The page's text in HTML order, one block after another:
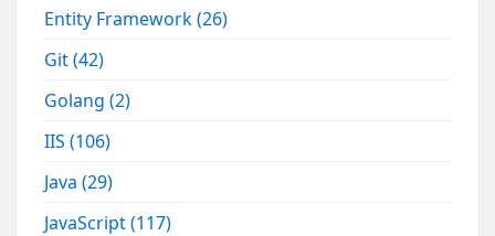
Entity Framework(26)
Git(42)
Golang(2)
IIS(106)
Java(29)
JavaScript(117)